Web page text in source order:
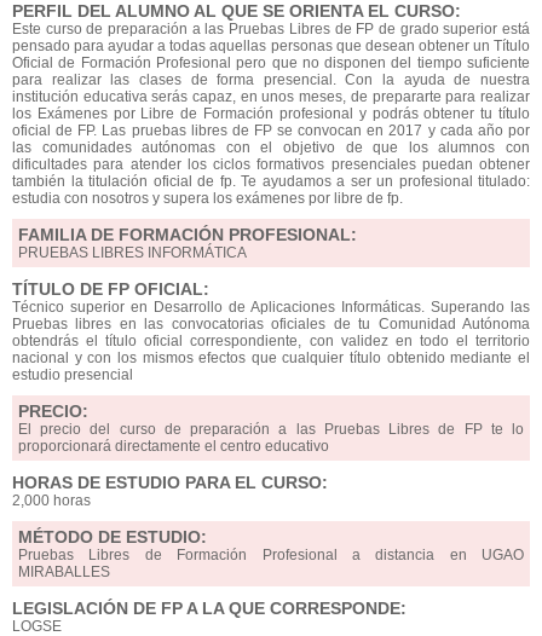
PERFIL DEL ALUMNO AL QUE SE ORIENTA EL CURSO:
Este curso de preparación a las Pruebas Libres de FP de grado superior está
pensado para ayudar a todas aquellas personas que desean obtener un Título
Oficial de Formación Profesional pero que no disponen del tiempo suficiente
para realizar las clases de forma presencial. Con la ayuda de nuestra
institución educativa serás capaz, en unos meses, de prepararte para realizar
los Exámenes por Libre de Formación profesional y podrás obtener tu título
oficial de FP. Las pruebas libres de FP se convocan en 2017 y cada año por
las comunidades autónomas con el objetivo de que los alumnos con
dificultades para atender los ciclos formativos presenciales puedan obtener
también la titulación oficial de fp. Te ayudamos a ser un profesional titulado:
estudia con nosotros y supera los exámenes por libre de fp.
FAMILIA DE FORMACIÓN PROFESIONAL:
PRUEBAS LIBRES INFORMÁTICA
TÍTULO DE FP OFICIAL:
Técnico superior en Desarrollo de Aplicaciones Informáticas. Superando las
Pruebas libres en las convocatorias oficiales de tu Comunidad Autónoma
obtendrás el título oficial correspondiente, con validez en todo el territorio
nacional y con los mismos efectos que cualquier título obtenido mediante el
estudio presencial
PRECIO:
El precio del curso de preparación a las Pruebas Libres de FP te lo
proporcionará directamente el centro educativo
HORAS DE ESTUDIO PARA EL CURSO:
2,000 horas
MÉTODO DE ESTUDIO:
Pruebas Libres de Formación Profesional a distancia en UGAO
MIRABALLES
LEGISLACIÓN DE FP A LA QUE CORRESPONDE:
LOGSE